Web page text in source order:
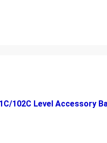
102C Level Accessory